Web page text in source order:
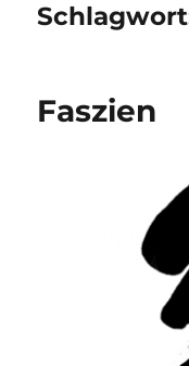
Faszien